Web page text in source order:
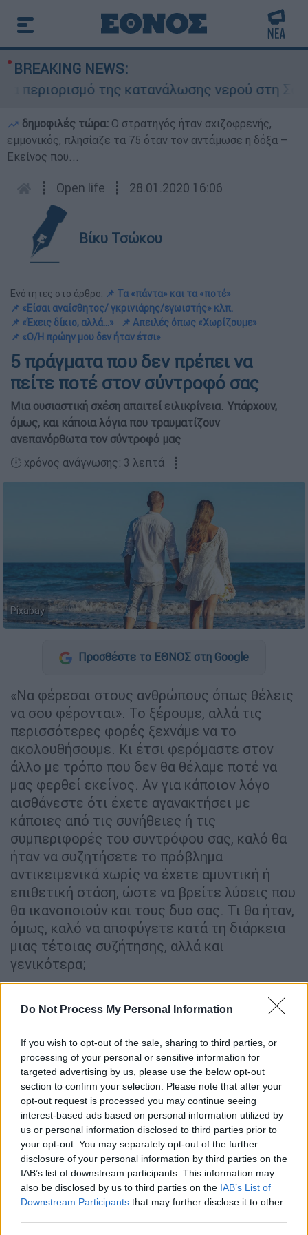
Do Not Process My Personal Information
If you wish to opt-out of the sale, sharing to third parties, or
processing of your personal or sensitive information for
targeted advertising by us, please use the below opt-out
section to confirm your selection. Please note that after your
opt-out request is processed you may continue seeing
interest-based ads based on personal information utilized by
us or personal information disclosed to third parties prior to
your opt-out. You may separately opt-out of the further
disclosure of your personal information by third parties on the
IAB’s list of downstream participants. This information may
also be disclosed by us to third parties on the IAB’s List of
Downstream Participants that may further disclose it to other
BREAKING NEWS:
της κατανάλωσης νερού στη
δημοφιλές τώρα: O στρατηγός ήταν σχιζοφρενής,
εμμονικός, πλησίαζε τα 75 όταν τον αντάμωσε η δόξα –
Εκείνος που...
┋ Open life ┋ 28.01.2020 16:06
Βίκυ Τσώκου
Ενότητες στο άρθρο: 📌 Τα «πάντα» και τα «ποτέ»
📌 «Είσαι αναίσθητος/ γκρινιάρης/εγωιστής» κλπ.
📌 «Έχεις δίκιο, αλλά…»
📌 Απειλές όπως «Χωρίζουμε»
📌 «Ο/Η πρώην μου δεν ήταν έτσι»
5 πράγματα που δεν πρέπει να
πείτε ποτέ στον σύντροφό σας
Μια ουσιαστική σχέση απαιτεί ειλικρίνεια. Υπάρχουν,
όμως, και κάποια λόγια που τραυματίζουν
ανεπανόρθωτα τον σύντροφό μας
🕛 χρόνος ανάγνωσης: 3 λεπτά ┋
Pixabay
Προσθέστε το ΕΘΝΟΣ στη Google
«Να φέρεσαι στους ανθρώπους όπως θέλεις
να σου φέρονται». Το ξέρουμε, αλλά τις
περισσότερες φορές ξεχνάμε να το
ακολουθήσουμε. Κι έτσι φερόμαστε στον
άλλο με τρόπο που δεν θα θέλαμε ποτέ να
μας φερθεί εκείνος. Αν για κάποιον λόγο
αισθάνεστε ότι έχετε αγανακτήσει με
κάποιες από τις συνήθειες ή τις
συμπεριφορές του συντρόφου σας, καλό θα
ήταν να συζητήσετε το πρόβλημα
αντικειμενικά χωρίς να έχετε αμυντική ή
επιθετική στάση, ώστε να βρείτε λύσεις που
θα ικανοποιούν και τους δυο σας. Τι θα ήταν,
όμως, καλό να αποφύγετε κατά τη διάρκεια
μιας τέτοιας συζήτησης, αλλά και
γενικότερα;
κάνεις αυτό που μου αρέσει» κι άλλα τέτοια.
Αλήθεια; Δείτε λίγο αν πραγματικά ισχύουν
τα «πάντα» και τα «ποτέ» και σκεφτείτε
πότε το ταίρι σας σας είπε κάτι ανάλογο.
Πώς αισθανθήκατε; Αισθανθήκατε ότι αυτό
είναι δίκαιο; Σας έδωσε δύναμη και ώθηση
να κάνετε κάτι για να το αλλάξετε; Μάλλον
αυτό που σας έκανε να αισθανθείτε είναι
άμυνα. Μπορεί να πεισμώσατε κιόλας και να
αποφασίσατε ότι δεν θέλετε να ξανακάνετε
τίποτε για να ικανοποιήσετε το ταίρι σας.